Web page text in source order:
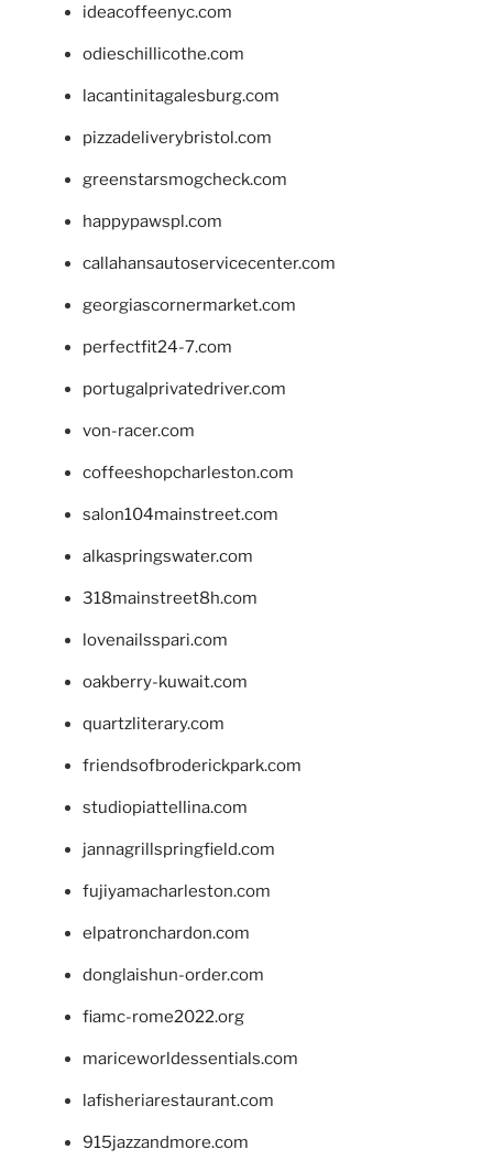
ideacoffeenyc.com
odieschillicothe.com
lacantinitagalesburg.com
pizzadeliverybristol.com
greenstarsmogcheck.com
happypawspl.com
callahansautoservicecenter.com
georgiascornermarket.com
perfectfit24-7.com
portugalprivatedriver.com
von-racer.com
coffeeshopcharleston.com
salon104mainstreet.com
alkaspringswater.com
318mainstreet8h.com
lovenailsspari.com
oakberry-kuwait.com
quartzliterary.com
friendsofbroderickpark.com
studiopiattellina.com
jannagrillspringfield.com
fujiyamacharleston.com
elpatronchardon.com
donglaishun-order.com
fiamc-rome2022.org
mariceworldessentials.com
lafisheriarestaurant.com
915jazzandmore.com